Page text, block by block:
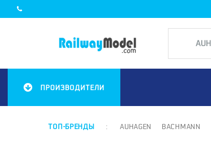
ПРОИЗВОДИТЕЛИ
ТОП-БРЕНДЫ : AUHAGEN BACHMANN